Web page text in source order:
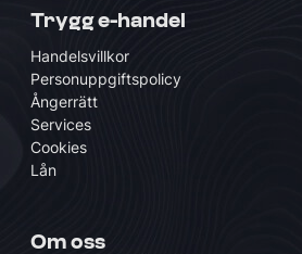
Trygg e-handel
Handelsvillkor
Personuppgiftspolicy
Ångerrätt
Services
Cookies
Lån
Om oss